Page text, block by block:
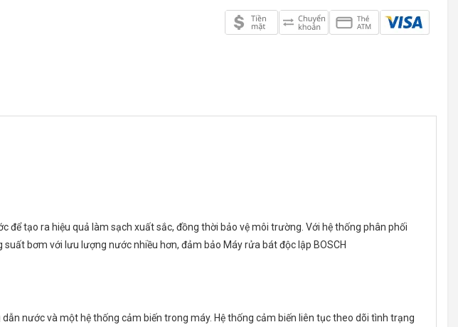
tạo ra hiệu quả làm sạch xuất sắc, đồng thời bảo vệ môi trường. Với hệ thống phân phối
bơm với lưu lượng nước nhiều hơn, đảm bảo Máy rửa bát độc lập BOSCH
nước và một hệ thống cảm biến trong máy. Hệ thống cảm biến liên tục theo dõi tình trạng